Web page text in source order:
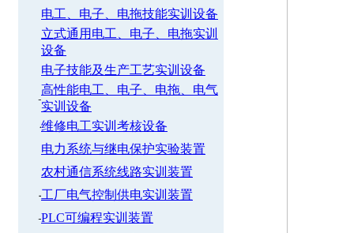
电工、电子、电拖技能实训设备
立式通用电工、电子、电拖实训
设备
电子技能及生产工艺实训设备
高性能电工、电子、电拖、电气
实训设备
维修电工实训考核设备
电力系统与继电保护实验装置
农村通信系统线路实训装置
工厂电气控制供电实训装置
PLC可编程实训装置